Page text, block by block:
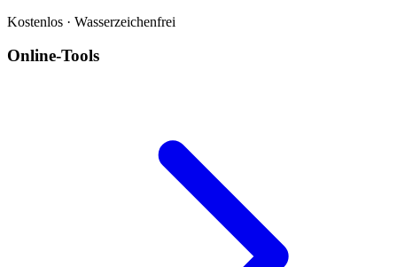
Kostenlos · Wasserzeichenfrei
Online-Tools